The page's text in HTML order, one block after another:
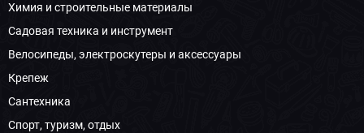
Химия и строительные материалы
Садовая техника и инструмент
Велосипеды, электроскутеры и аксессуары
Крепеж
Сантехника
Спорт, туризм, отдых